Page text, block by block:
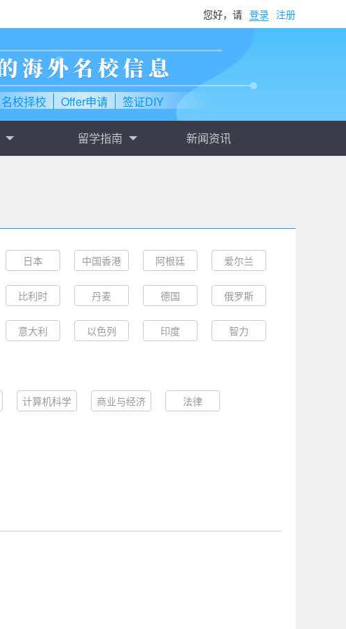
您好，请 登录 注册
名校择校 Offer申请 签证DIY
留学指南 新闻资讯
日本 中国香港 阿根廷 爱尔兰
比利时 丹麦 德国 俄罗斯
意大利 以色列 印度 智力
计算机科学 商业与经济 法律